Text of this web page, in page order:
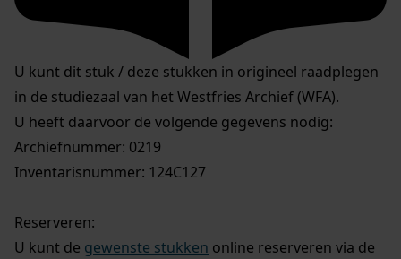
U kunt dit stuk / deze stukken in origineel raadplegen
in de studiezaal van het Westfries Archief (WFA).
U heeft daarvoor de volgende gegevens nodig:
Archiefnummer: 0219
Inventarisnummer: 124C127
Reserveren:
U kunt de gewenste stukken online reserveren via de